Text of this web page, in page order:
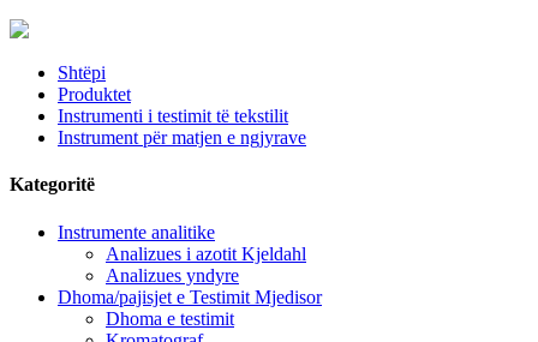
Shtëpi
Produktet
Instrumenti i testimit të tekstilit
Instrument për matjen e ngjyrave
Kategoritë
Instrumente analitike
Analizues i azotit Kjeldahl
Analizues yndyre
Dhoma/pajisjet e Testimit Mjedisor
Dhoma e testimit